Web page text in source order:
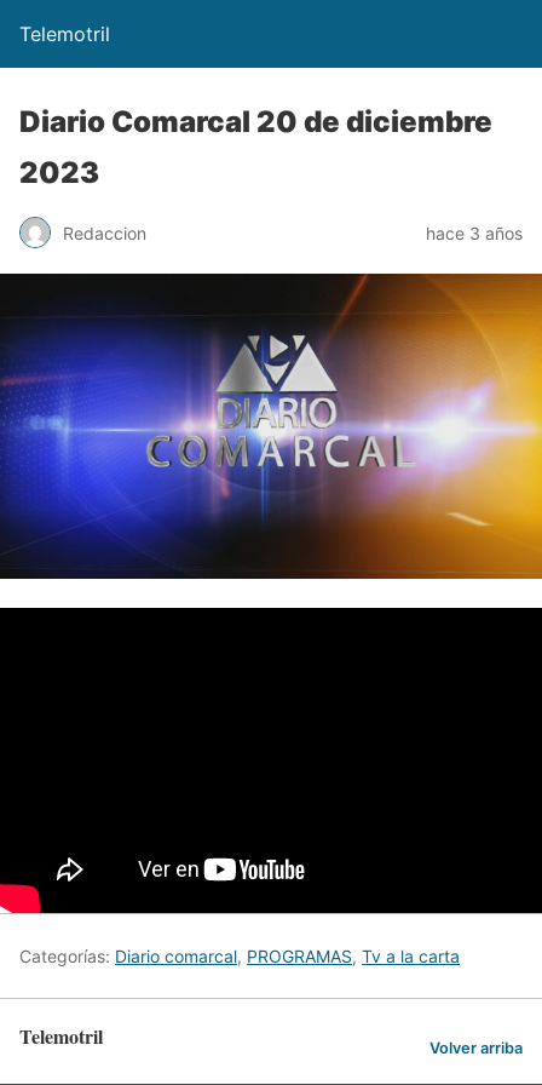
Telemotril
Diario Comarcal 20 de diciembre
2023
Redaccion hace 3 años
Categorías: Diario comarcal, PROGRAMAS, Tv a la carta
Telemotril Volver arriba